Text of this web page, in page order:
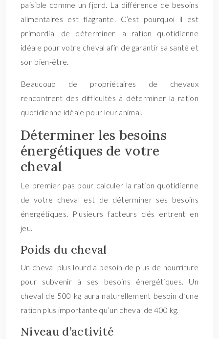
paisible comme un fjord. La différence de besoins
alimentaires est flagrante. C’est pourquoi il est
primordial de déterminer la ration quotidienne
idéale pour votre cheval afin de garantir sa santé et
son bien-être.
Beaucoup de propriétaires de chevaux
rencontrent des difficultés à déterminer la ration
quotidienne idéale pour leur animal.
Déterminer les besoins
énergétiques de votre
cheval
Le premier pas pour calculer la ration quotidienne
de votre cheval est de déterminer ses besoins
énergétiques. Plusieurs facteurs clés entrent en
jeu.
Poids du cheval
Un cheval plus lourd a besoin de plus de nourriture
pour subvenir à ses besoins énergétiques. Un
cheval de 500 kg aura naturellement besoin d’une
ration plus importante qu’un cheval de 400 kg.
Niveau d’activité